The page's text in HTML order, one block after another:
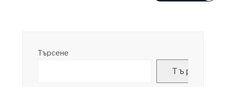
Търсене
Търсене